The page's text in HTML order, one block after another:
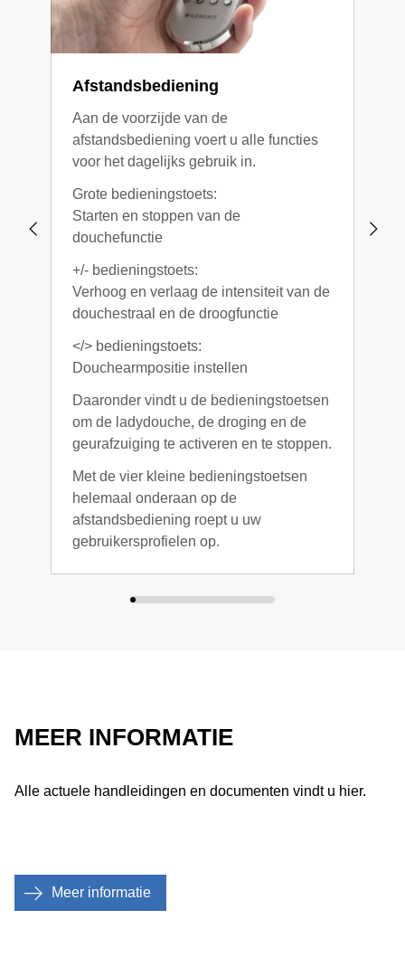
Afstandsbediening
Aan de voorzijde van de
afstandsbediening voert u alle functies
voor het dagelijks gebruik in.
Grote bedieningstoets:
Starten en stoppen van de
douchefunctie
+/- bedieningstoets:
Verhoog en verlaag de intensiteit van de
douchestraal en de droogfunctie
</> bedieningstoets:
Douchearmpositie instellen
Daaronder vindt u de bedieningstoetsen
om de ladydouche, de droging en de
geurafzuiging te activeren en te stoppen.
Met de vier kleine bedieningstoetsen
helemaal onderaan op de
afstandsbediening roept u uw
gebruikersprofielen op.
MEER INFORMATIE
Alle actuele handleidingen en documenten vindt u hier.
Meer informatie